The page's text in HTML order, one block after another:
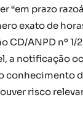
“em prazo
exato de
CD/ANPD nº 1/
a notificação
conhecimento
risco